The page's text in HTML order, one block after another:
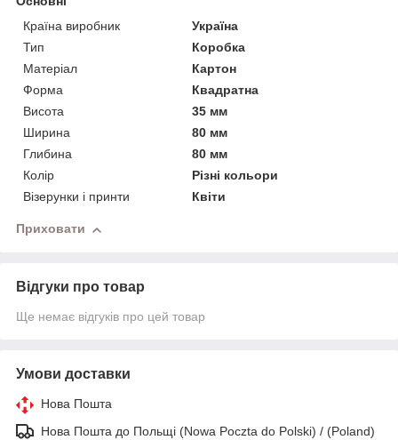
Країна виробник
Україна
Тип
Коробка
Матеріал
Картон
Форма
Квадратна
Висота
35 мм
Ширина
80 мм
Глибина
80 мм
Колір
Різні кольори
Візерунки і принти
Квіти
Приховати
Відгуки про товар
Ще немає відгуків про цей товар
Умови доставки
Нова Пошта
Нова Пошта до Польщі (Nowa Poczta do Polski) / (Poland)